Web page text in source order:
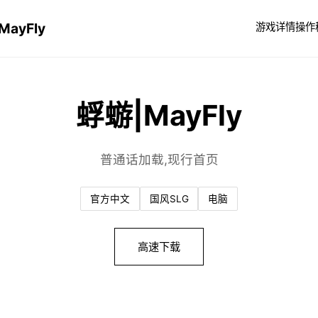
游戏详情操作
蜉蝣|MayFly
普通话加载,现行首页
官方中文 国风SLG 电脑
高速下载